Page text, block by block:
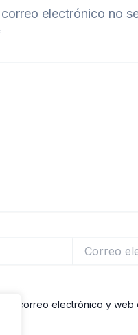
electrónico no
electrónico*
correo electrónico y